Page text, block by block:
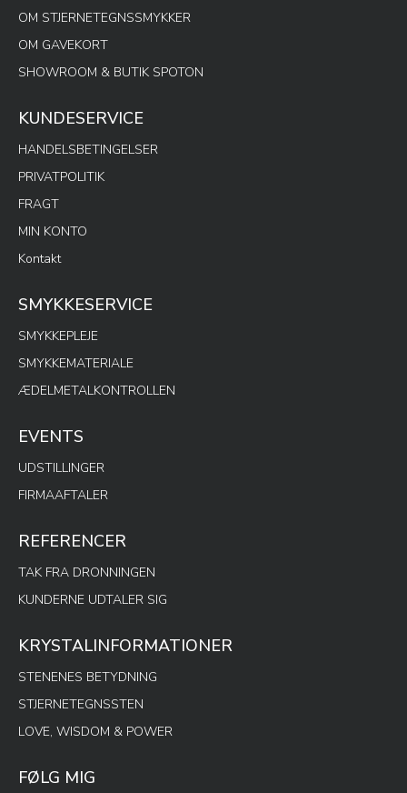
OM STJERNETEGNSSMYKKER
OM GAVEKORT
SHOWROOM & BUTIK SPOTON
KUNDESERVICE
HANDELSBETINGELSER
PRIVATPOLITIK
FRAGT
MIN KONTO
Kontakt
SMYKKESERVICE
SMYKKEPLEJE
SMYKKEMATERIALE
ÆDELMETALKONTROLLEN
EVENTS
UDSTILLINGER
FIRMAAFTALER
REFERENCER
TAK FRA DRONNINGEN
KUNDERNE UDTALER SIG
KRYSTALINFORMATIONER
STENENES BETYDNING
STJERNETEGNSSTEN
LOVE, WISDOM & POWER
FØLG MIG